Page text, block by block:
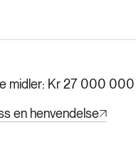
midler Kr 27 000 000
en henvendelse